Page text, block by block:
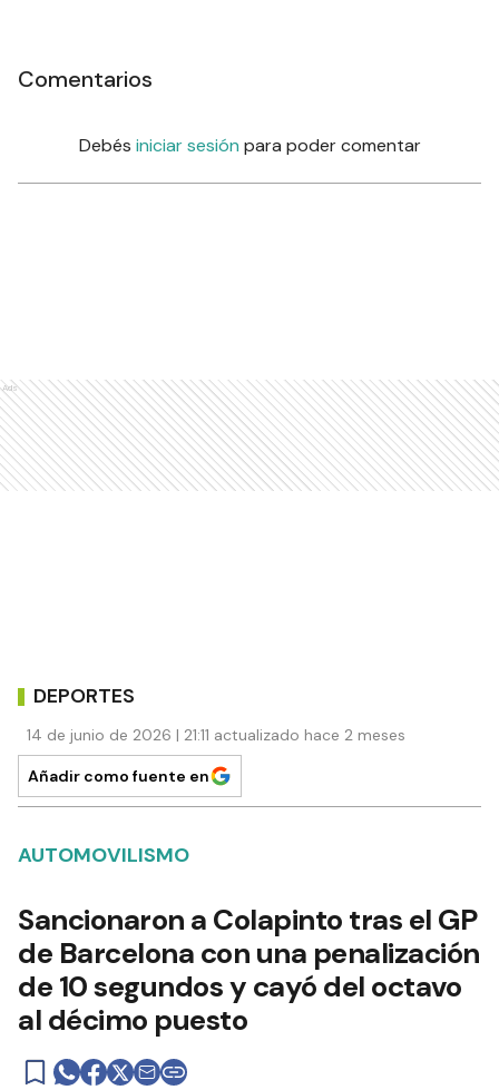
Comentarios
Debés iniciar sesión para poder comentar
Ads
DEPORTES
14 de junio de 2026 | 21:11 actualizado hace 2 meses
Añadir como fuente en
AUTOMOVILISMO
Sancionaron a Colapinto tras el GP
de Barcelona con una penalización
de 10 segundos y cayó del octavo
al décimo puesto